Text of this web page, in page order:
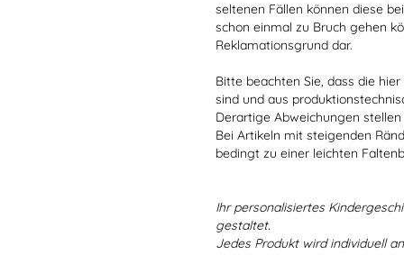
seltenen Fällen können diese
schon einmal zu Bruch gehen
Reklamationsgrund dar.
Bitte beachten Sie, dass die
sind und aus
Derartige Abweichungen
Bei Artikeln mit steigenden
bedingt zu einer leichten
Ihr personalisiertes
gestaltet.
Jedes Produkt wird individuell